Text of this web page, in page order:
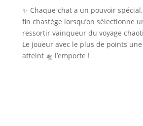
✨ Chaque chat a un pouvoir
fin chastège lorsqu’on sélectionne
ressortir vainqueur du voyage
Le joueur avec le plus de points
atteint 🛸 l’emporte !